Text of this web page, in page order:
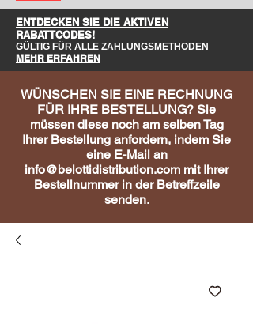
ENTDECKEN SIE DIE AKTIVEN
RABATTCODES!
GÜLTIG FÜR ALLE ZAHLUNGSMETHODEN
MEHR ERFAHREN
WÜNSCHEN SIE EINE RECHNUNG
FÜR IHRE BESTELLUNG? Sie
müssen diese noch am selben Tag
Ihrer Bestellung anfordern, indem Sie
eine E-Mail an
info@belottidistribution.com mit Ihrer
Bestellnummer in der Betreffzeile
senden.